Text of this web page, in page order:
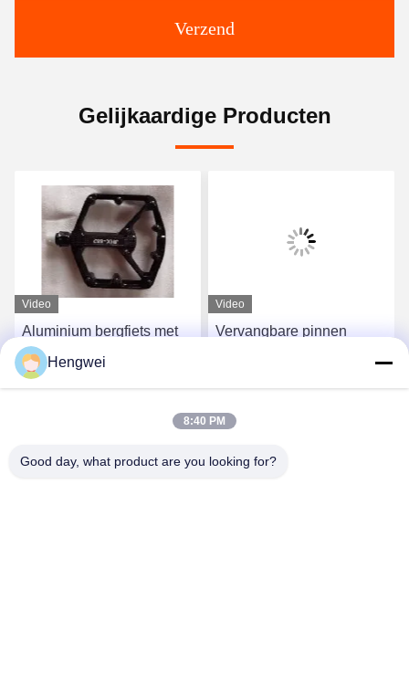
Verzend
Gelijkaardige Producten
Video
Aluminium bergfiets met
dubbelzijdig platform
Video
Vervangbare pinnen
Hengwei
8:40 PM
Good day, what product are you looking for?